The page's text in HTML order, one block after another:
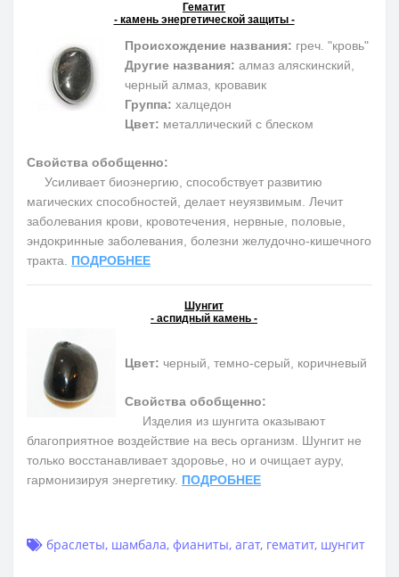
Гематит
- камень энергетической защиты -
Происхождение названия: греч. "кровь"
Другие названия: алмаз аляскинский,
черный алмаз, кровавик
Группа: халцедон
Цвет: металлический с блеском
Свойства обобщенно:
Усиливает биоэнергию, способствует развитию
магических способностей, делает неуязвимым. Лечит
заболевания крови, кровотечения, нервные, половые,
эндокринные заболевания, болезни желудочно-кишечного
тракта. ПОДРОБНЕЕ
Шунгит
- аспидный камень -
Цвет: черный, темно-серый, коричневый
Свойства обобщенно:
Изделия из шунгита оказывают
благоприятное воздействие на весь организм. Шунгит не
только восстанавливает здоровье, но и очищает ауру,
гармонизируя энергетику. ПОДРОБНЕЕ
браслеты, шамбала, фианиты, агат, гематит, шунгит